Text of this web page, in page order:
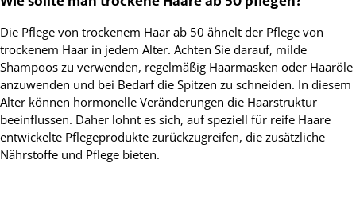
Die Pflege von trockenem Haar ab 50 ähnelt der Pflege von
trockenem Haar in jedem Alter. Achten Sie darauf, milde
Shampoos zu verwenden, regelmäßig Haarmasken oder Haaröle
anzuwenden und bei Bedarf die Spitzen zu schneiden. In diesem
Alter können hormonelle Veränderungen die Haarstruktur
beeinflussen. Daher lohnt es sich, auf speziell für reife Haare
entwickelte Pflegeprodukte zurückzugreifen, die zusätzliche
Nährstoffe und Pflege bieten.